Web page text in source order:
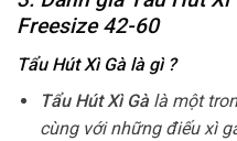
Freesize 42-60
Tẩu Hút Xì Gà là gì ?
Tẩu Hút Xì Gàlà một
cùng với những điếu xì